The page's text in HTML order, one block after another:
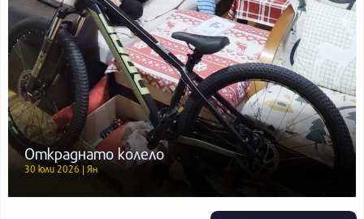
Откраднато колело
30 юли 2026 | Ян